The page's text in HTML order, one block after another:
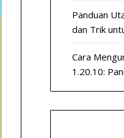
Panduan
dan Trik
Cara
1.20.10: